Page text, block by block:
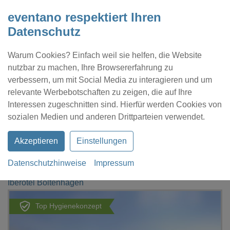
eventano respektiert Ihren
Datenschutz
Warum Cookies? Einfach weil sie helfen, die Website
nutzbar zu machen, Ihre Browsererfahrung zu
verbessern, um mit Social Media zu interagieren und um
relevante Werbebotschaften zu zeigen, die auf Ihre
Interessen zugeschnitten sind. Hierfür werden Cookies von
sozialen Medien und anderen Drittparteien verwendet.
Akzeptieren Einstellungen
Datenschutzhinweise Impressum
Kontakt Location eintragen Profil
Ostseebad Boltenhagen
Iberotel Boltenhagen
Top Hygienekonzept